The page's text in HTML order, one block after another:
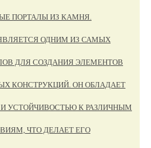
ПОРТАЛЫ ИЗ КАМНЯ.
ОДНИМ ИЗ САМЫХ
ДЛЯ СОЗДАНИЯ ЭЛЕМЕНТОВ
КОНСТРУКЦИЙ. ОН ОБЛАДАЕТ
УСТОЙЧИВОСТЬЮ К РАЗЛИЧНЫМ
ЧТО ДЕЛАЕТ ЕГО